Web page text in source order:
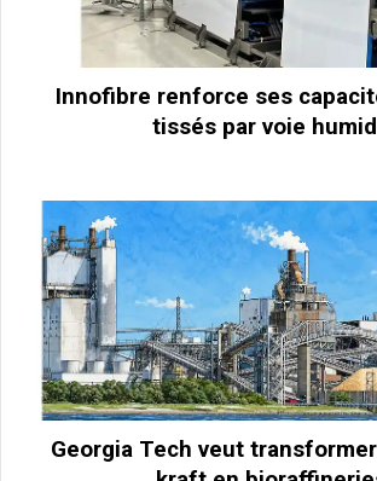
Innofibre renforce ses
tissés par voie
Georgia Tech veut